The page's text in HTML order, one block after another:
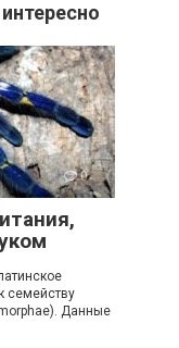
0
семейству
Данные